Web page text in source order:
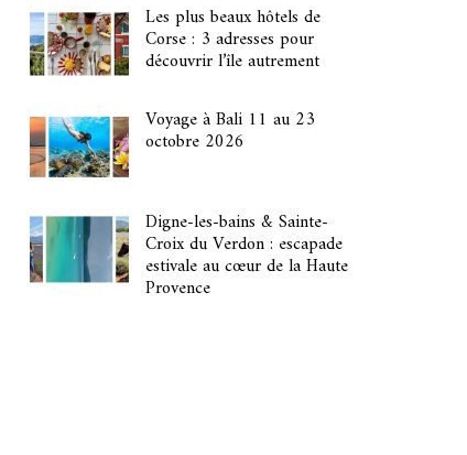
Les plus beaux hôtels de
Corse : 3 adresses pour
découvrir l’île autrement
Voyage à Bali 11 au 23
octobre 2026
Digne-les-bains & Sainte-
Croix du Verdon : escapade
estivale au cœur de la Haute
Provence